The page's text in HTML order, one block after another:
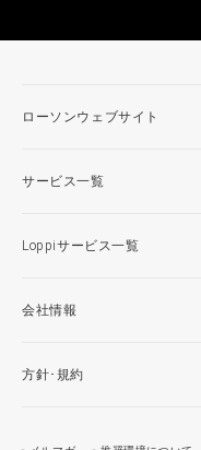
ローソンウェブサイト
サービス一覧
Loppiサービス一覧
会社情報
方針･規約